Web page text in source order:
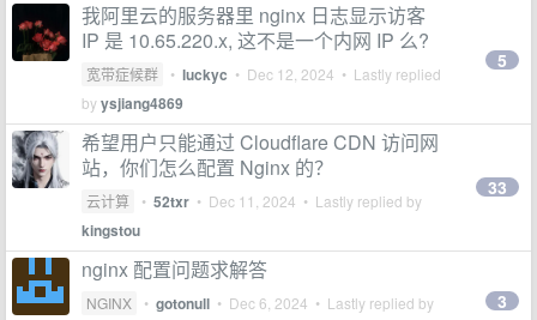
我阿里云的服务器里 nginx 日志显示访客
IP 是 10.65.220.x, 这不是一个内网 IP 么?
宽带症候群 • luckyc • Dec 12, 2024 • Lastly replied
byysjiang4869
5
希望用户只能通过 Cloudflare CDN 访问网
站，你们怎么配置 Nginx 的？
云计算 • 52txr • Dec 11, 2024 • Lastly replied by
kingstou
33
nginx 配置问题求解答
NGINX • gotonull • Dec 6, 2024 • Lastly replied by 3